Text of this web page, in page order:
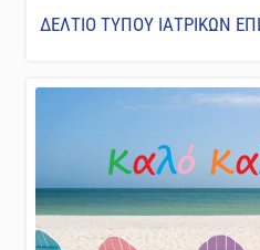
ΔΕΛΤΙΟ ΤΥΠΟΥ ΙΑΤΡΙΚΩΝ